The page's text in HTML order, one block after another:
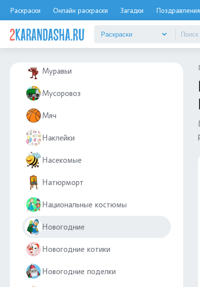
Раскраски Онлайн раскраски Загадки Поздравления
Мультфильмы
Муравьи
Мусоровоз
Мяч
Наклейки
Насекомые
Натюрморт
Национальные костюмы
Новогодние
Новогодние котики
Новогодние поделки